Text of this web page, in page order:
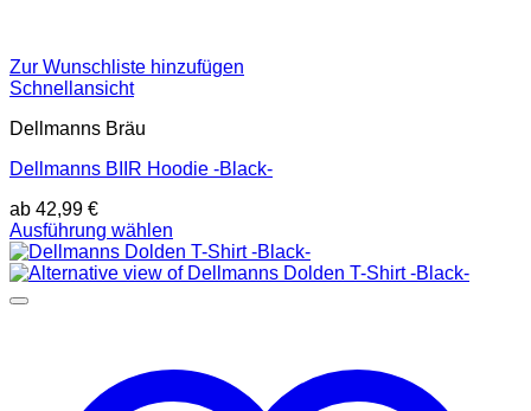
Zur Wunschliste hinzufügen
Schnellansicht
Dellmanns Bräu
Dellmanns BIIR Hoodie -Black-
ab 42,99 €
Ausführung wählen
Produkt
weist
Optionen
können